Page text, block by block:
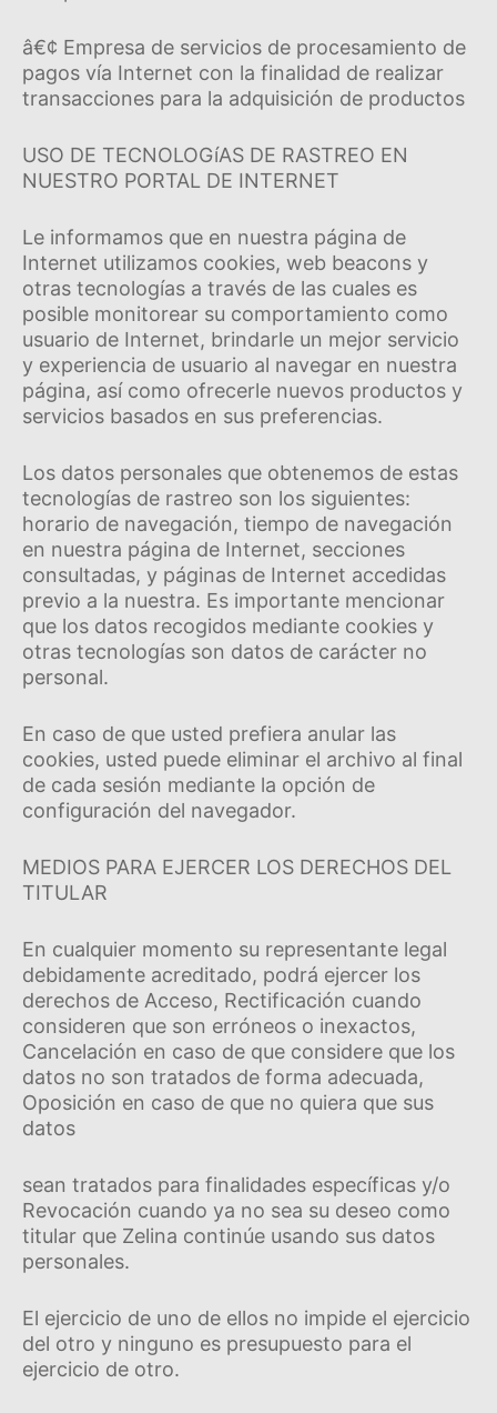
â€¢ Empresa de servicios de procesamiento de
pagos ví­a Internet con la finalidad de realizar
transacciones para la adquisición de productos
USO DE TECNOLOGíAS DE RASTREO EN
NUESTRO PORTAL DE INTERNET
Le informamos que en nuestra página de
Internet utilizamos cookies, web beacons y
otras tecnologí­as a través de las cuales es
posible monitorear su comportamiento como
usuario de Internet, brindarle un mejor servicio
y experiencia de usuario al navegar en nuestra
página, así­ como ofrecerle nuevos productos y
servicios basados en sus preferencias.
Los datos personales que obtenemos de estas
tecnologí­as de rastreo son los siguientes:
horario de navegación, tiempo de navegación
en nuestra página de Internet, secciones
consultadas, y páginas de Internet accedidas
previo a la nuestra. Es importante mencionar
que los datos recogidos mediante cookies y
otras tecnologí­as son datos de carácter no
personal.
En caso de que usted prefiera anular las
cookies, usted puede eliminar el archivo al final
de cada sesión mediante la opción de
configuración del navegador.
MEDIOS PARA EJERCER LOS DERECHOS DEL
TITULAR
En cualquier momento su representante legal
debidamente acreditado, podrá ejercer los
derechos de Acceso, Rectificación cuando
consideren que son erróneos o inexactos,
Cancelación en caso de que considere que los
datos no son tratados de forma adecuada,
Oposición en caso de que no quiera que sus
datos
sean tratados para finalidades especí­ficas y/o
Revocación cuando ya no sea su deseo como
titular que Zelina continúe usando sus datos
personales.
El ejercicio de uno de ellos no impide el ejercicio
del otro y ninguno es presupuesto para el
ejercicio de otro.